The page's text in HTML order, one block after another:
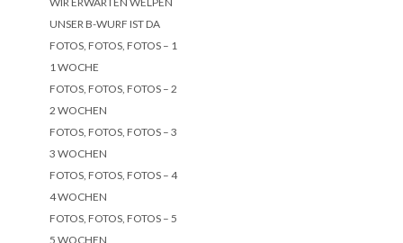
UNSER B-WURF IST DA
FOTOS, FOTOS, FOTOS – 1
1 WOCHE
FOTOS, FOTOS, FOTOS – 2
2 WOCHEN
FOTOS, FOTOS, FOTOS – 3
3 WOCHEN
FOTOS, FOTOS, FOTOS – 4
4 WOCHEN
FOTOS, FOTOS, FOTOS – 5
5 WOCHEN